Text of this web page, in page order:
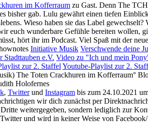
im Kofferraum zu Gast. Denn The
bisher gab. Lulu gewährt einen tiefen
Wieso haben sie das Label
euch wunderbare Gefühle bereiten
hört ihr im Podcast. Viel Spaß mit der
Initiative Musik Verschwende deine
Stadttauben e.V. Video zu "Ich und mein
zur 2. Staffel Youtube-Playlist zur 2.
The Toten Crackhuren im Kofferraum°
Holofernes
, Twitterund Instagram bis zum 24.10.2021
wir dich zunächst per
weitergegeben, sondern lediglich zur
und wird in keiner Weise von